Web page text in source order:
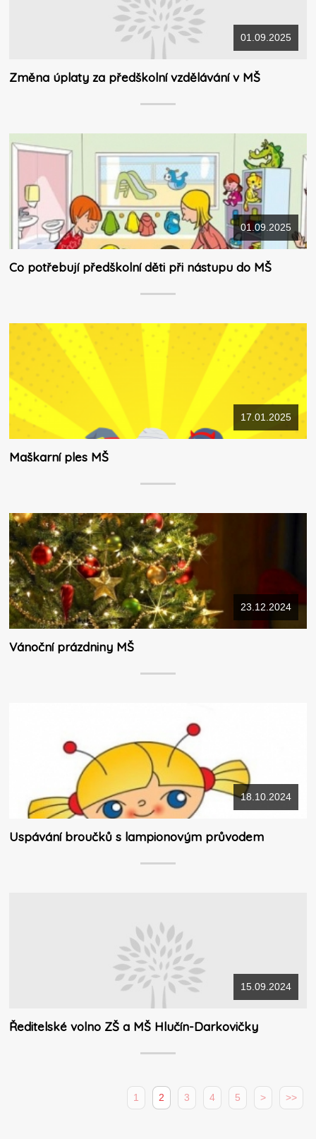
01.09.2025
Změna úplaty za předškolní vzdělávání v MŠ
01.09.2025
Co potřebují předškolní děti při nástupu do MŠ
17.01.2025
Maškarní ples MŠ
23.12.2024
Vánoční prázdniny MŠ
18.10.2024
Uspávání broučků s lampionovým průvodem
15.09.2024
Ředitelské volno ZŠ a MŠ Hlučín-Darkovičky
1 2 3 4 5 > >>